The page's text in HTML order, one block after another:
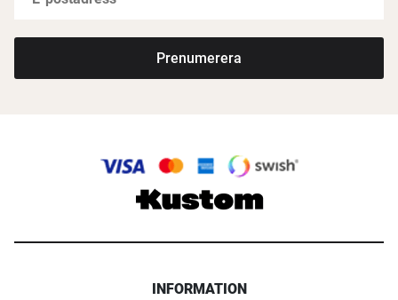
Prenumerera
INFORMATION